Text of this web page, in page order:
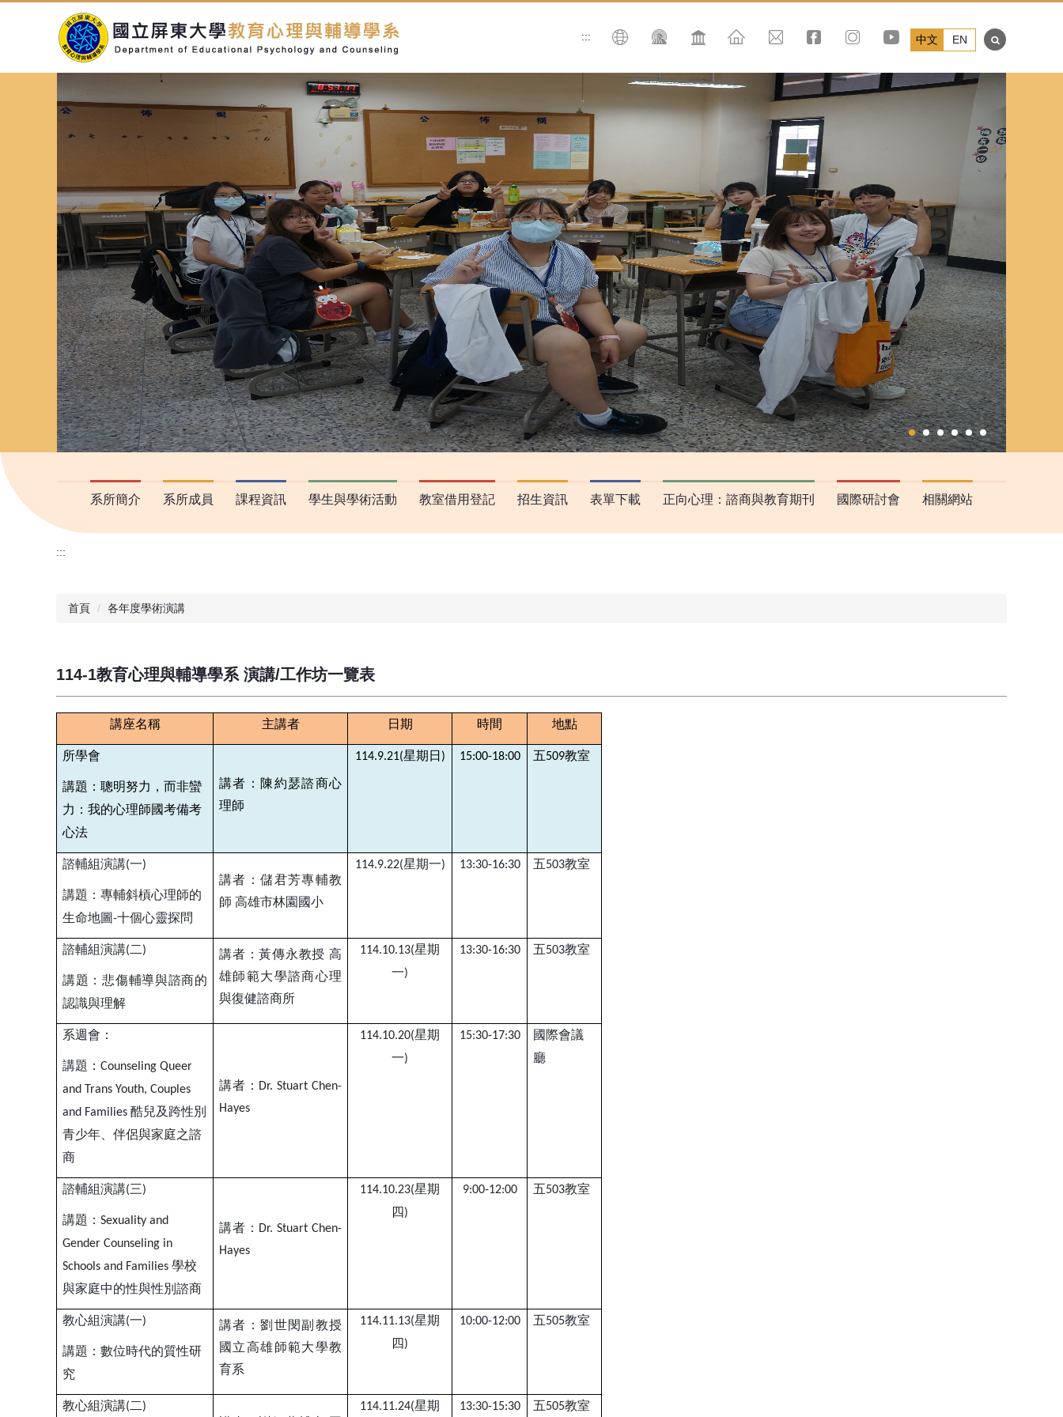
::: 中文 EN
搜尋
系所簡介 系所成員 課程資訊 學生與學術活動 教室借用登記 招生資訊 表單下載 正向心理：諮商與教育期刊 國際研討會 相關網站
:::
首頁 各年度學術演講
114-1教育心理與輔導學系 演講/工作坊一覽表
講座名稱 主講者 日期 時間 地點
所學會
講題：聰明努力，而非蠻
力：我的心理師國考備考
心法
講者：陳約瑟諮商心
理師
114.9.21(星期日 ) 15:00-18:00 五509教室
諮輔組演講(一)
講題：專輔斜槓心理師的
生命地圖-十個心靈探問
講者：儲君芳專輔教
師 高雄市林園國小
114.9.22(星期一) 13:30-16:30 五503教室
諮輔組演講(二)
講題：悲傷輔導與諮商的
認識與理解
講者：黃傳永教授 高
雄師範大學諮商心理
與復健諮商所
114.10.13(星期
一)
13:30-16:30 五503教室
系週會：
講題： Counseling Queer
and Trans Youth, Couples
and Families 酷兒及跨性別
青少年、伴侶與家庭之諮
商
講者： Dr. Stuart Chen-
Hayes
114.10.20(星期
一)
15:30-17:30
國際會議
廳
諮輔組演講(三)
講題： Sexuality and
Gender Counseling in
Schools and Families 學校
與家庭中的性與性別諮商
講者： Dr. Stuart Chen-
Hayes
114.10.23(星期
四)
9:00-12:00 五503教室
教心組演講(一)
講題：數位時代的質性研
究
講者：劉世閔副教授
國立高雄師範大學教
育系
114.11.13(星期
四)
10:00-12:00 五505教室
教心組演講(二) 114.11.24(星期 13:30-15:30 五505教室